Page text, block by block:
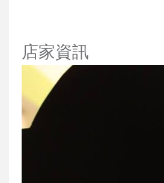
店家資訊